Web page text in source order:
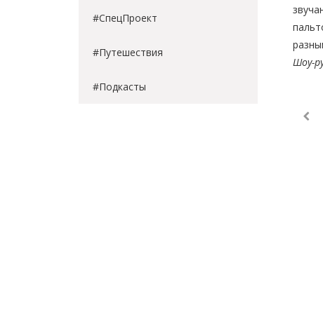
#СпецПроект
#Путешествия
#Подкасты
Шоу-